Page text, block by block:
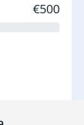
€500